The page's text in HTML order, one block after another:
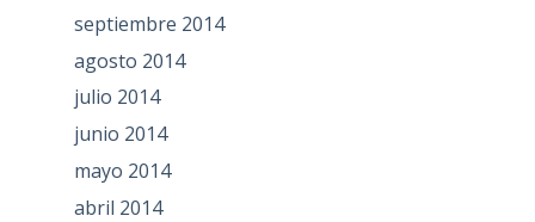
septiembre 2014
agosto 2014
julio 2014
junio 2014
mayo 2014
abril 2014